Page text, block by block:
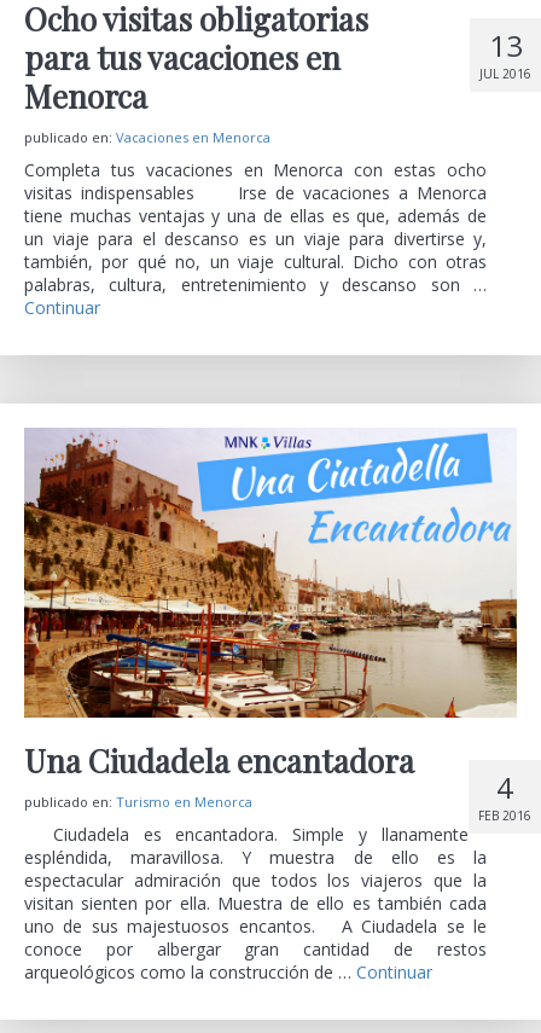
13
JUL 2016
Ocho visitas obligatorias
para tus vacaciones en
Menorca
publicado en: Vacaciones en Menorca
Completa tus vacaciones en Menorca con estas ocho
visitas indispensables Irse de vacaciones a Menorca
tiene muchas ventajas y una de ellas es que, además de
un viaje para el descanso es un viaje para divertirse y,
también, por qué no, un viaje cultural. Dicho con otras
palabras, cultura, entretenimiento y descanso son …
Continuar
4
FEB 2016
Una Ciudadela encantadora
publicado en: Turismo en Menorca
Ciudadela es encantadora. Simple y llanamente
espléndida, maravillosa. Y muestra de ello es la
espectacular admiración que todos los viajeros que la
visitan sienten por ella. Muestra de ello es también cada
uno de sus majestuosos encantos. A Ciudadela se le
conoce por albergar gran cantidad de restos
arqueológicos como la construcción de … Continuar